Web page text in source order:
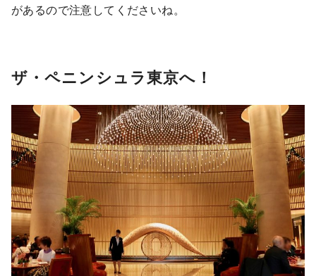
があるので注意してくださいね。
ザ・ペニンシュラ東京へ！